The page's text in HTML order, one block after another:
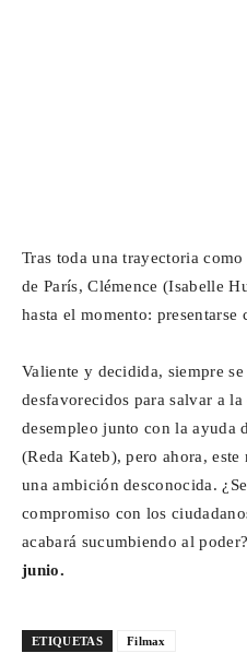
Tras toda una trayectoria
de París, Clémence (Isabelle
hasta el momento: presentarse
Valiente y decidida, siempre
desfavorecidos para salvar a
desempleo junto con la ayuda
(Reda Kateb), pero ahora,
una ambición desconocida.
compromiso con los
acabará sucumbiendo al poder?
junio.
ETIQUETAS Filmax